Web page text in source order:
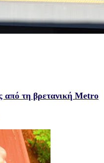
από τη βρετανική Metro